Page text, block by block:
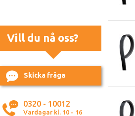
Vill du nå oss?
Skicka fråga
0320 - 10012
Vardagar kl. 10 - 16